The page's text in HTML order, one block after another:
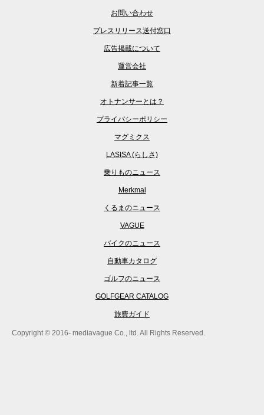
お問い合わせ
プレスリリース送付窓口
広告掲載について
運営会社
新着記事一覧
オトナンサーとは？
プライバシーポリシー
マグミクス
LASISA (らしさ)
乗りものニュース
Merkmal
くるまのニュース
VAGUE
バイクのニュース
自動車カタログ
ゴルフのニュース
GOLFGEAR CATALOG
旅費ガイド
Copyright © 2016- mediavague Co., ltd. All Rights Reserved.